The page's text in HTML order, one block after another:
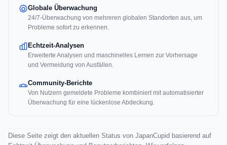
Globale Überwachung
24/7-Überwachung von mehreren globalen Standorten aus, um
Probleme sofort zu erkennen.
Echtzeit-Analysen
Erweiterte Analysen und maschinelles Lernen zur Vorhersage
und Vermeidung von Ausfällen.
Community-Berichte
Von Nutzern gemeldete Probleme kombiniert mit automatisierter
Überwachung für eine lückenlose Abdeckung.
Diese Seite zeigt den aktuellen Status von JapanCupid basierend auf